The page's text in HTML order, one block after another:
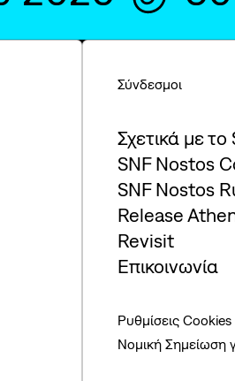
Σύνδεσμοι
Σχετικά με
SNF Nostos
SNF Nostos
Release
Revisit
Επικοινωνία
Ρυθμίσεις Cookies
Νομική Σημείωση